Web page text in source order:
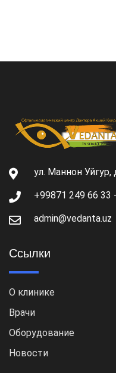
ул. Маннон Уйгур,
+99871 249 66 33
admin@vedanta.uz
Ссылки
О клинике
Врачи
Оборудование
Новости